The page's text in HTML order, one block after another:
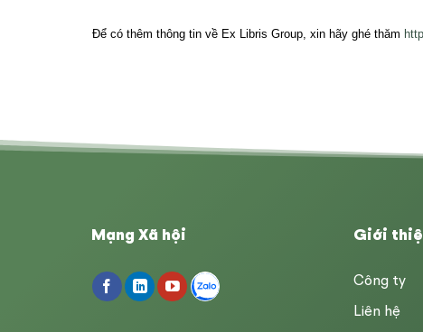
Để có thêm thông tin về Ex Libris Group, xin hãy ghé thăm
Mạng Xã hội Giới
Công ty
Liên hệ